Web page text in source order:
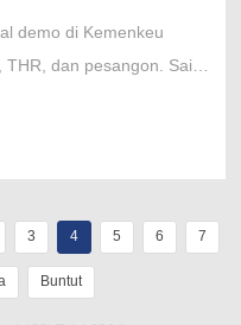
demo di Kemenkeu
dan pesangon. Said
beban pajak ganda.
3 4 5 6 7
Buntut